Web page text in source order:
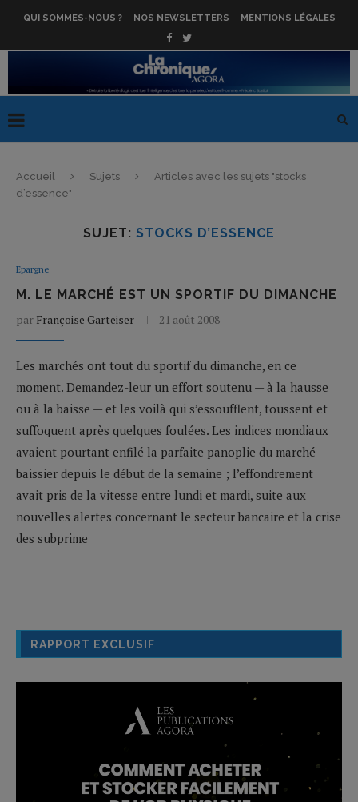
QUI SOMMES-NOUS ? NOS NEWSLETTERS MENTIONS LÉGALES
Accueil Sujets
Articles avec les sujets "stocks
d’essence"
SUJET: STOCKS D’ESSENCE
Epargne
M. LE MARCHÉ EST UN SPORTIF DU DIMANCHE
par Françoise Garteiser 21 août 2008
Les marchés ont tout du sportif du dimanche, en ce
moment. Demandez-leur un effort soutenu — à la hausse
ou à la baisse — et les voilà qui s’essoufflent, toussent et
suffoquent après quelques foulées. Les indices mondiaux
avaient pourtant enfilé la parfaite panoplie du marché
baissier depuis le début de la semaine ; l’effondrement
avait pris de la vitesse entre lundi et mardi, suite aux
nouvelles alertes concernant le secteur bancaire et la crise
des subprime
RAPPORT EXCLUSIF